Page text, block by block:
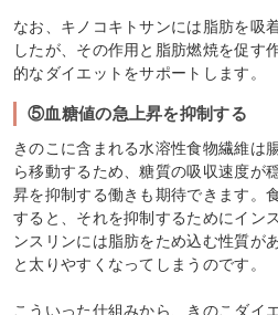
なお、キノコキトサンには脂肪を吸
したが、その作用と脂肪燃焼を促す
的なダイエットをサポートします。
⑤血糖値の急上昇を抑制する
きのこに含まれる水溶性食物繊維は
ら移動するため、糖質の吸収速度が
昇を抑制する働きも期待できます。
すると、それを抑制するためにイン
ンスリンには脂肪をため込む性質が
と太りやすくなってしまうのです。
こういった仕組みから、きのこダイ